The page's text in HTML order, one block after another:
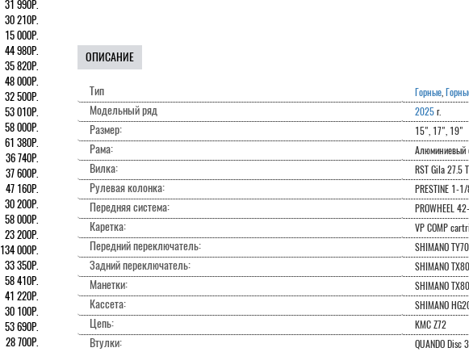
ОПИСАНИЕ
Тип Горные,
Модельный ряд 2025г.
Размер: 15", 17", 19"
Рама: Алюминиевый
Вилка: RST Gila 27.5
Рулевая колонка: PRESTINE 1-
Передняя система: PROWHEEL
Каретка: VP COMP
Передний переключатель: SHIMANO
Задний переключатель: SHIMANO
Манетки: SHIMANO
Кассета: SHIMANO
Цепь: KMC Z72
Втулки: QUANDO Disc
31 990Р.
30 210Р.
15 000Р.
44 980Р.
35 820Р.
48 000Р.
32 500Р.
53 010Р.
58 000Р.
61 380Р.
36 740Р.
37 600Р.
47 160Р.
30 200Р.
58 000Р.
23 200Р.
134 000Р.
33 350Р.
58 410Р.
41 220Р.
30 100Р.
53 690Р.
28 700Р.